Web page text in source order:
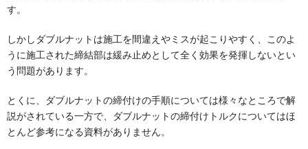
す。
しかしダブルナットは施工を間違えやミスが起こりやすく、このよ
うに施工された締結部は緩み止めとして全く効果を発揮しないとい
う問題があります。
とくに、ダブルナットの締付けの手順については様々なところで解
説がされている一方で、ダブルナットの締付けトルクについてはほ
とんど参考になる資料がありません。